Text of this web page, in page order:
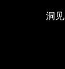
洞见